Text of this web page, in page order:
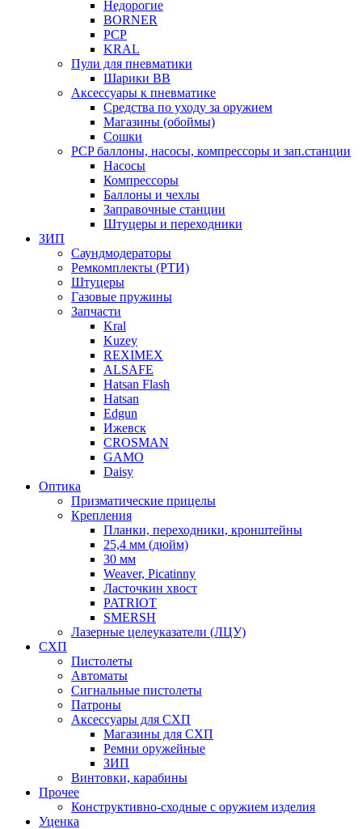
Недорогие
BORNER
PCP
KRAL
Пули для пневматики
Шарики BB
Аксессуары к пневматике
Средства по уходу за оружием
Магазины (обоймы)
Сошки
PCP баллоны, насосы, компрессоры и зап.станции
Насосы
Компрессоры
Баллоны и чехлы
Заправочные станции
Штуцеры и переходники
ЗИП
Саундмодераторы
Ремкомплекты (РТИ)
Штуцеры
Газовые пружины
Запчасти
Kral
Kuzey
REXIMEX
ALSAFE
Hatsan Flash
Hatsan
Edgun
Ижевск
CROSMAN
GAMO
Daisy
Оптика
Призматические прицелы
Крепления
Планки, переходники, кронштейны
25,4 мм (дюйм)
30 мм
Weaver, Picatinny
Ласточкин хвост
PATRIOT
SMERSH
Лазерные целеуказатели (ЛЦУ)
СХП
Пистолеты
Автоматы
Сигнальные пистолеты
Патроны
Аксессуары для СХП
Магазины для СХП
Ремни оружейные
ЗИП
Винтовки, карабины
Прочее
Конструктивно-сходные с оружием изделия
Уценка